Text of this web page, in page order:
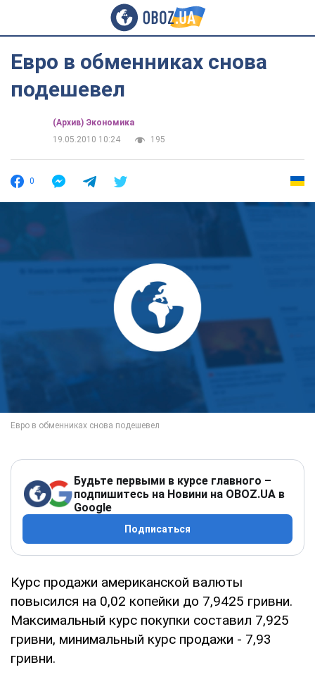
Евро в обменниках снова
подешевел
(Архив) Экономика
19.05.2010 10:24
195
0
Будьте первыми в курсе главного –
подпишитесь на Новини на OBOZ.UA в
Google
Подписаться
Курс продажи американской валюты
повысился на 0,02 копейки до 7,9425 гривни.
Максимальный курс покупки составил 7,925
гривни, минимальный курс продажи - 7,93
гривни.